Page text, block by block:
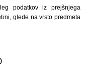
podatkov iz prejšnjega
glede na vrsto predmeta